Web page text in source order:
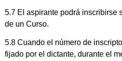
5.7 El aspirante podrá inscribirse
de un Curso.
5.8 Cuando el número de
fijado por el dictante, durante el